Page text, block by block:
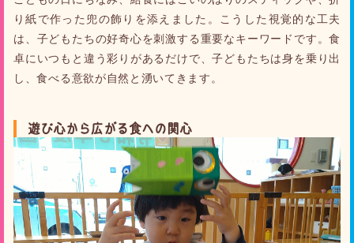
り紙で作った兜の飾りを添えました。こうした視覚的な工夫
は、子どもたちの好奇心を刺激する重要なキーワードです。食
卓にいつもと違う彩りがあるだけで、子どもたちは身を乗り出
し、食べる意欲が自然と湧いてきます。
遊び心から広がる食への関心